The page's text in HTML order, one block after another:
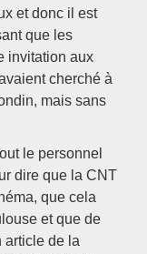
et donc il est
que les
invitation aux
cherché à
mais sans
le personnel
dire que la CNT
que cela
et que de
article de la